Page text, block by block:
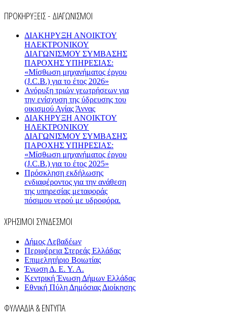
ΠΡΟΚΗΡΥΞΕΙΣ - ΔΙΑΓΩΝΙΣΜΟΙ
ΔΙΑΚΗΡΥΞΗ ΑΝΟΙΚΤΟΥ
ΗΛΕΚΤΡΟΝΙΚΟΥ
ΔΙΑΓΩΝΙΣΜΟΥ ΣΥΜΒΑΣΗΣ
ΠΑΡΟΧΗΣ ΥΠΗΡΕΣΙΑΣ:
«Μίσθωση μηχανήματος έργου
(J.C.B.) για το έτος 2026»
Ανόρυξη τριών γεωτρήσεων για
την ενίσχυση της ύδρευσης του
οικισμού Αγίας Άννας
ΔΙΑΚΗΡΥΞΗ ΑΝΟΙΚΤΟΥ
ΗΛΕΚΤΡΟΝΙΚΟΥ
ΔΙΑΓΩΝΙΣΜΟΥ ΣΥΜΒΑΣΗΣ
ΠΑΡΟΧΗΣ ΥΠΗΡΕΣΙΑΣ:
«Μίσθωση μηχανήματος έργου
(J.C.B.) για το έτος 2025»
Πρόσκληση εκδήλωσης
ενδιαφέροντος για την ανάθεση
της υπηρεσίας μεταφοράς
πόσιμου νερού με υδροφόρα.
ΧΡΗΣΙΜΟΙ ΣΥΝΔΕΣΜΟΙ
Δήμος Λεβαδέων
Περιφέρεια Στερεάς Ελλάδας
Επιμελητήριο Βοιωτίας
Ένωση Δ. Ε. Υ. Α.
Κεντρική Ένωση Δήμων Ελλάδας
Εθνική Πύλη Δημόσιας Διοίκησης
ΦΥΛΛΑΔΙΑ & ΕΝΤΥΠΑ